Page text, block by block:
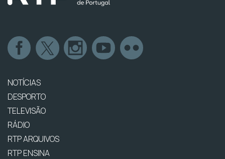
NOTÍCIAS
DESPORTO
TELEVISÃO
RÁDIO
RTP ARQUIVOS
RTP ENSINA